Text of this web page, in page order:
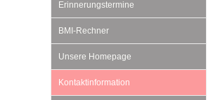
Erinnerungstermine
BMI-Rechner
Unsere Homepage
Kontaktinformation